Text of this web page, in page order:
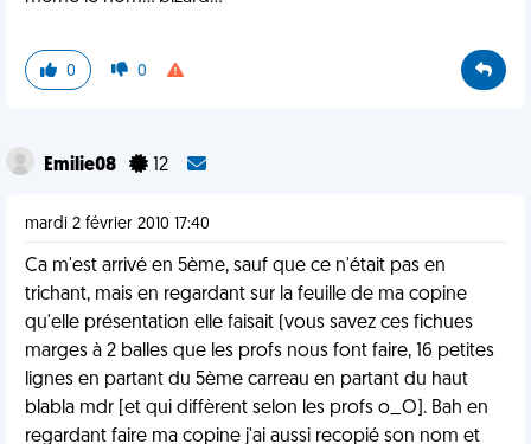
0 0
Emilie08 12
mardi 2 février 2010 17:40
Ca m'est arrivé en 5ème, sauf que ce n'était pas en
trichant, mais en regardant sur la feuille de ma copine
qu'elle présentation elle faisait (vous savez ces fichues
marges à 2 balles que les profs nous font faire, 16 petites
lignes en partant du 5ème carreau en partant du haut
blabla mdr [et qui diffèrent selon les profs o_O]. Bah en
regardant faire ma copine j'ai aussi recopié son nom et